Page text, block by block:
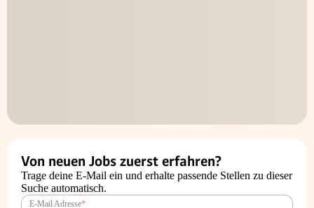
Von neuen Jobs zuerst erfahren?
Trage deine E-Mail ein und erhalte passende Stellen zu dieser
Suche automatisch.
E-Mail Adresse*